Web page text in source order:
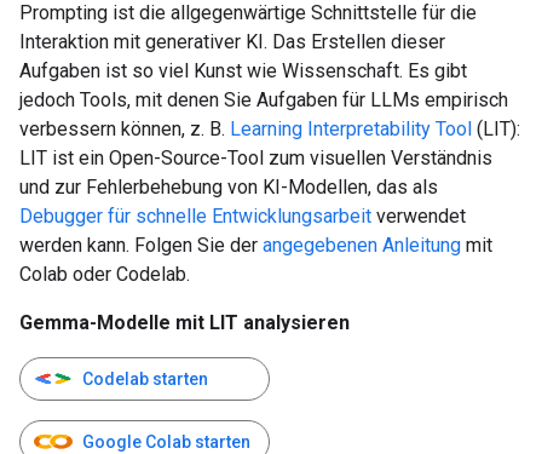
Prompting ist die allgegenwärtige Schnittstelle für die
Interaktion mit generativer KI. Das Erstellen dieser
Aufgaben ist so viel Kunst wie Wissenschaft. Es gibt
jedoch Tools, mit denen Sie Aufgaben für LLMs empirisch
verbessern können, z. B. Learning Interpretability Tool (LIT):
LIT ist ein Open-Source-Tool zum visuellen Verständnis
und zur Fehlerbehebung von KI-Modellen, das als
Debugger für schnelle Entwicklungsarbeit verwendet
werden kann. Folgen Sie der angegebenen Anleitung mit
Colab oder Codelab.
Gemma-Modelle mit LIT analysieren
Codelab starten
Google Colab starten